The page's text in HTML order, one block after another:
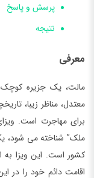
پرسش و پاسخ
نتیجه
معرفی
مالت، یک جزیره کوچک
معتدل، مناظر زیبا،
برای مهاجرت است.
ملک” شناخته می شود،
کشور است. این ویزا به
اقامت دائم خود را در